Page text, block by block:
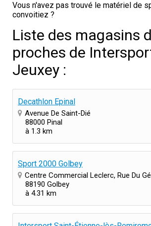
Vous n'avez pas trouvé le matériel de
convoitiez ?
Liste des magasins
proches de
Jeuxey :
Decathlon Epinal
Avenue De Saint-Dié
88000 Pinal
à 1.3 km
Sport 2000 Golbey
Centre Commercial Leclerc, Rue Du
88190 Golbey
à 4.31 km